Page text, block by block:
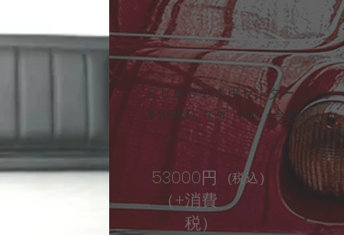
ＥＵＲＯＰＡ用センターコン
￥35000.-です（ﾚｻﾞｰ合皮張り
53000円
（+消費
税）
(税​込)